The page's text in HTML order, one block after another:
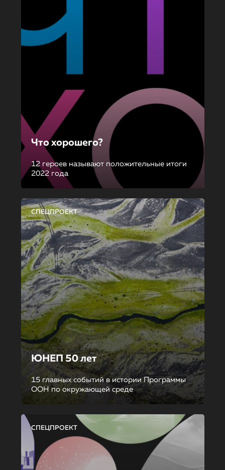
Что хорошего?
12 героев называют положительные итоги
2022 года
СПЕЦПРОЕКТ
ЮНЕП 50 лет
15 главных событий в истории Программы
ООН по окружающей среде
СПЕЦПРОЕКТ